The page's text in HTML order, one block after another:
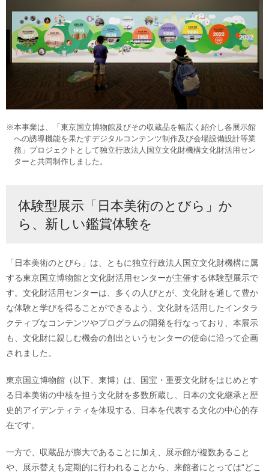
※本事業は、「東京国立博物館及びその収蔵品を幅広く紹介し各展示館
への誘導機能を果たすデジタルコンテンツ制作及び会場設備設計等業
務」プロジェクトとして独立行政法人国立文化財機構文化財活用セン
ターと共同制作しました。
体験型展示「日本美術のとびら」か
ら、新しい鑑賞体験を
「日本美術のとびら」は、ともに独立行政法人国立文化財機構に属
する東京国立博物館と文化財活用センターが主催する体験型展示で
す。文化財活用センターは、多くの人びとが、文化財を通して豊か
な体験と学びを得ることができるよう、文化財を活用したインタラ
クティブなコンテンツやプログラムの開発を行なっており、本展示
も、文化財に親しむ機会の創出というセンターの使命に沿って企画
されました。
東京国立博物館（以下、東博）は、国宝・重要文化財をはじめとす
る日本美術の中核を担う文化財を多数所蔵し、日本の文化継承と歴
史的アイデンティティを体現する、日本を代表する文化の中心的存
在です。
一方で、収蔵品が膨大であることに加え、展示館が複数あること
や、展示替えも定期的に行われることから、来館者にとっては“どこ